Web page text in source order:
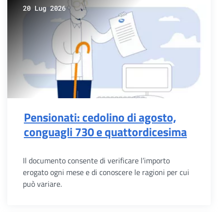
20 Lug 2026
Pensionati: cedolino di agosto,
conguagli 730 e quattordicesima
Il documento consente di verificare l’importo
erogato ogni mese e di conoscere le ragioni per cui
può variare.